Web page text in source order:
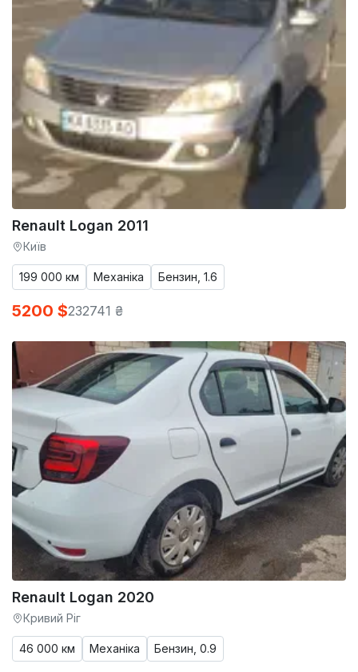
Renault Logan 2011
Київ
199 000 км Механіка Бензин, 1.6
5200 $232741 ₴
Renault Logan 2020
Кривий Ріг
46 000 км Механіка Бензин, 0.9